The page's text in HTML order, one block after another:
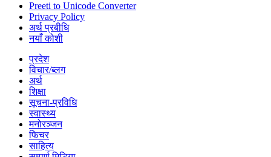
Preeti to Unicode Converter
Privacy Policy
अर्थ प्रबीधि
नयाँ कोशी
प्रदेश
विचार/ब्लग
अर्थ
शिक्षा
सूचना-प्रविधि
स्वास्थ्य
मनोरञ्जन
फिचर
साहित्य